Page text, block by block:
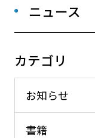
ニュース
カテゴリ
お知らせ
書籍